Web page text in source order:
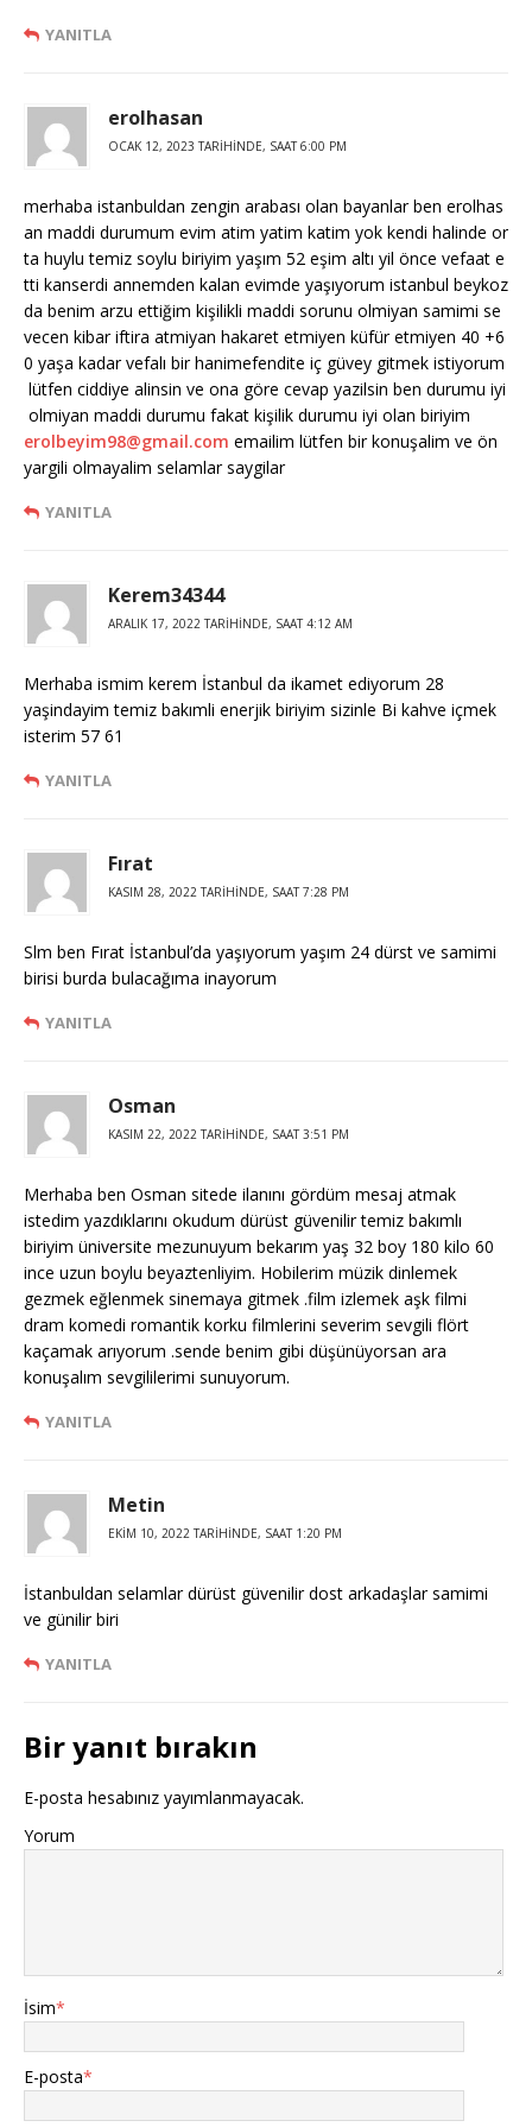
YANITLA
erolhasan
OCAK 12, 2023 TARIHINDE, SAAT 6:00 PM
merhaba istanbuldan zengin arabası olan bayanlar ben erolhas
an maddi durumum evim atim yatim katim yok kendi halinde or
ta huylu temiz soylu biriyim yaşım 52 eşim altı yil önce vefaat e
tti kanserdi annemden kalan evimde yaşıyorum istanbul beykoz
da benim arzu ettiğim kişilikli maddi sorunu olmiyan samimi se
vecen kibar iftira atmiyan hakaret etmiyen küfür etmiyen 40 +6
0 yaşa kadar vefalı bir hanimefendite iç güvey gitmek istiyorum
lütfen ciddiye alinsin ve ona göre cevap yazilsin ben durumu iyi
olmiyan maddi durumu fakat kişilik durumu iyi olan biriyim
erolbeyim98@gmail.com emailim lütfen bir konuşalim ve ön
yargili olmayalim selamlar saygilar
YANITLA
Kerem34344
ARALIK 17, 2022 TARIHINDE, SAAT 4:12 AM
Merhaba ismim kerem İstanbul da ikamet ediyorum 28
yaşindayim temiz bakımli enerjik biriyim sizinle Bi kahve içmek
isterim 57 61
YANITLA
Fırat
KASIM 28, 2022 TARIHINDE, SAAT 7:28 PM
Slm ben Fırat İstanbul’da yaşıyorum yaşım 24 dürst ve samimi
birisi burda bulacağıma inayorum
YANITLA
Osman
KASIM 22, 2022 TARIHINDE, SAAT 3:51 PM
Merhaba ben Osman sitede ilanını gördüm mesaj atmak
istedim yazdıklarını okudum dürüst güvenilir temiz bakımlı
biriyim üniversite mezunuyum bekarım yaş 32 boy 180 kilo 60
ince uzun boylu beyaztenliyim. Hobilerim müzik dinlemek
gezmek eğlenmek sinemaya gitmek .film izlemek aşk filmi
dram komedi romantik korku filmlerini severim sevgili flört
kaçamak arıyorum .sende benim gibi düşünüyorsan ara
konuşalım sevgililerimi sunuyorum.
YANITLA
Metin
EKIM 10, 2022 TARIHINDE, SAAT 1:20 PM
İstanbuldan selamlar dürüst güvenilir dost arkadaşlar samimi
ve günilir biri
YANITLA
Bir yanıt bırakın
E-posta hesabınız yayımlanmayacak.
Yorum
İsim*
E-posta*